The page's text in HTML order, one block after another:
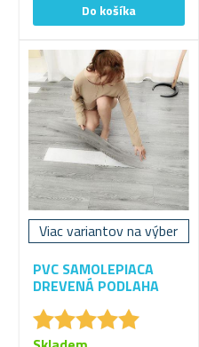
Viac variantov na výber
PVC SAMOLEPIACA
DREVENÁ PODLAHA
★★★★★
★★★★★